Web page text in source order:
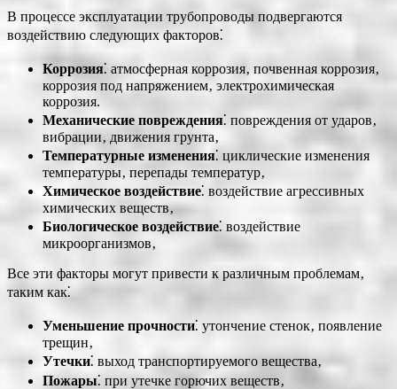
В процессе эксплуатации трубопроводы подвергаются
воздействию следующих факторов⁚
Коррозия⁚ атмосферная коррозия‚ почвенная коррозия‚
коррозия под напряжением‚ электрохимическая
коррозия.
Механические повреждения⁚ повреждения от ударов‚
вибрации‚ движения грунта‚
Температурные изменения⁚ циклические изменения
температуры‚ перепады температур‚
Химическое воздействие⁚ воздействие агрессивных
химических веществ‚
Биологическое воздействие⁚ воздействие
микроорганизмов‚
Все эти факторы могут привести к различным проблемам‚
таким как⁚
Уменьшение прочности⁚ утончение стенок‚ появление
трещин‚
Утечки⁚ выход транспортируемого вещества‚
Пожары⁚ при утечке горючих веществ‚